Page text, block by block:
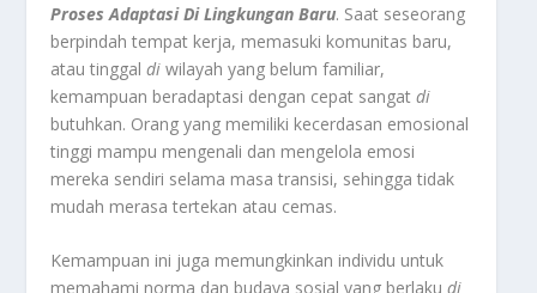
Proses Adaptasi Di Lingkungan Baru. Saat seseorang
berpindah tempat kerja, memasuki komunitas baru,
atau tinggaldi wilayah yang belum familiar,
kemampuan beradaptasi dengan cepat sangatdi
butuhkan. Orang yang memiliki kecerdasan emosional
tinggi mampu mengenali dan mengelola emosi
mereka sendiri selama masa transisi, sehingga tidak
mudah merasa tertekan atau cemas.
Kemampuan ini juga memungkinkan individu untuk
memahami norma dan budaya sosial yang berlakudi